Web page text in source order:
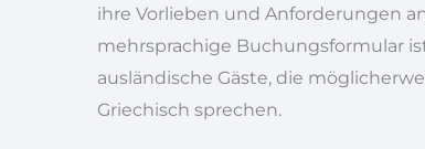
ihre Vorlieben und Anforderungen
mehrsprachige Buchungsformular
ausländische Gäste, die
Griechisch sprechen.